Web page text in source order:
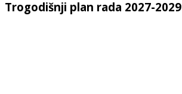
Trogodišnji plan rada 2027-2029